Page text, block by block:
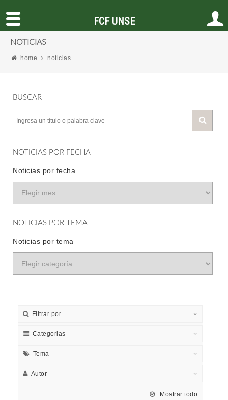
NOTICIAS
home noticias
BUSCAR
NOTICIAS POR FECHA
Noticias por fecha
NOTICIAS POR TEMA
Noticias por tema
Filtrar por
Categorias
Tema
Autor
Mostrar todo
FCF UNSE